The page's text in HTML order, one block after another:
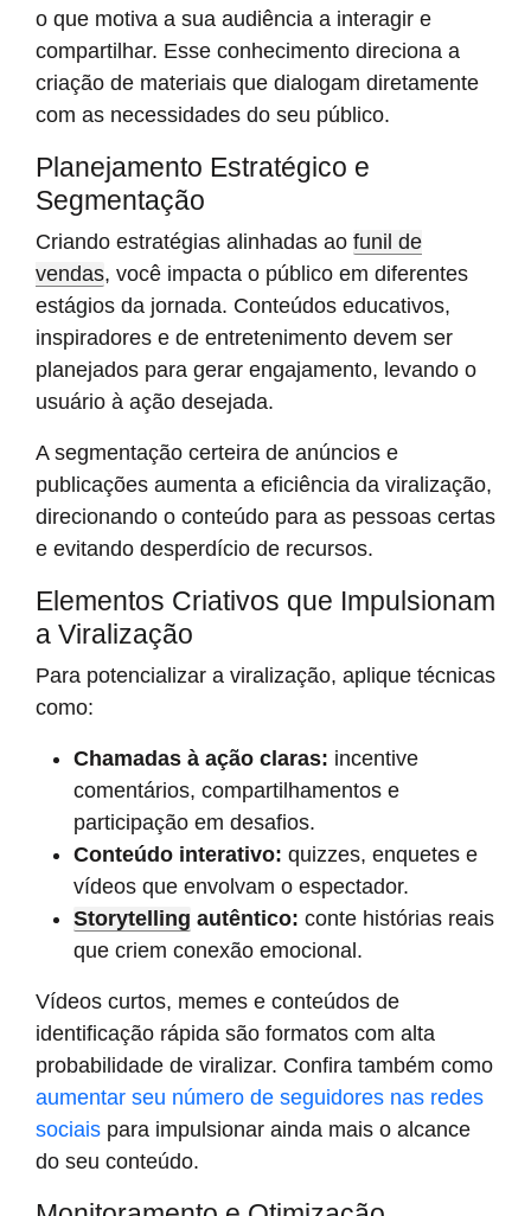
o que motiva a sua audiência a interagir e
compartilhar. Esse conhecimento direciona a
criação de materiais que dialogam diretamente
com as necessidades do seu público.
Planejamento Estratégico e
Segmentação
Criando estratégias alinhadas ao funil de
vendas, você impacta o público em diferentes
estágios da jornada. Conteúdos educativos,
inspiradores e de entretenimento devem ser
planejados para gerar engajamento, levando o
usuário à ação desejada.
A segmentação certeira de anúncios e
publicações aumenta a eficiência da viralização,
direcionando o conteúdo para as pessoas certas
e evitando desperdício de recursos.
Elementos Criativos que Impulsionam
a Viralização
Para potencializar a viralização, aplique técnicas
como:
Chamadas à ação claras: incentive
comentários, compartilhamentos e
participação em desafios.
Conteúdo interativo: quizzes, enquetes e
vídeos que envolvam o espectador.
Storytelling autêntico: conte histórias reais
que criem conexão emocional.
Vídeos curtos, memes e conteúdos de
identificação rápida são formatos com alta
probabilidade de viralizar. Confira também como
aumentar seu número de seguidores nas redes
sociais para impulsionar ainda mais o alcance
do seu conteúdo.